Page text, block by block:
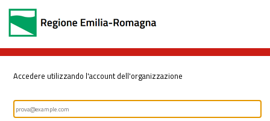
Accedere utilizzando l'account dell'organizzazione